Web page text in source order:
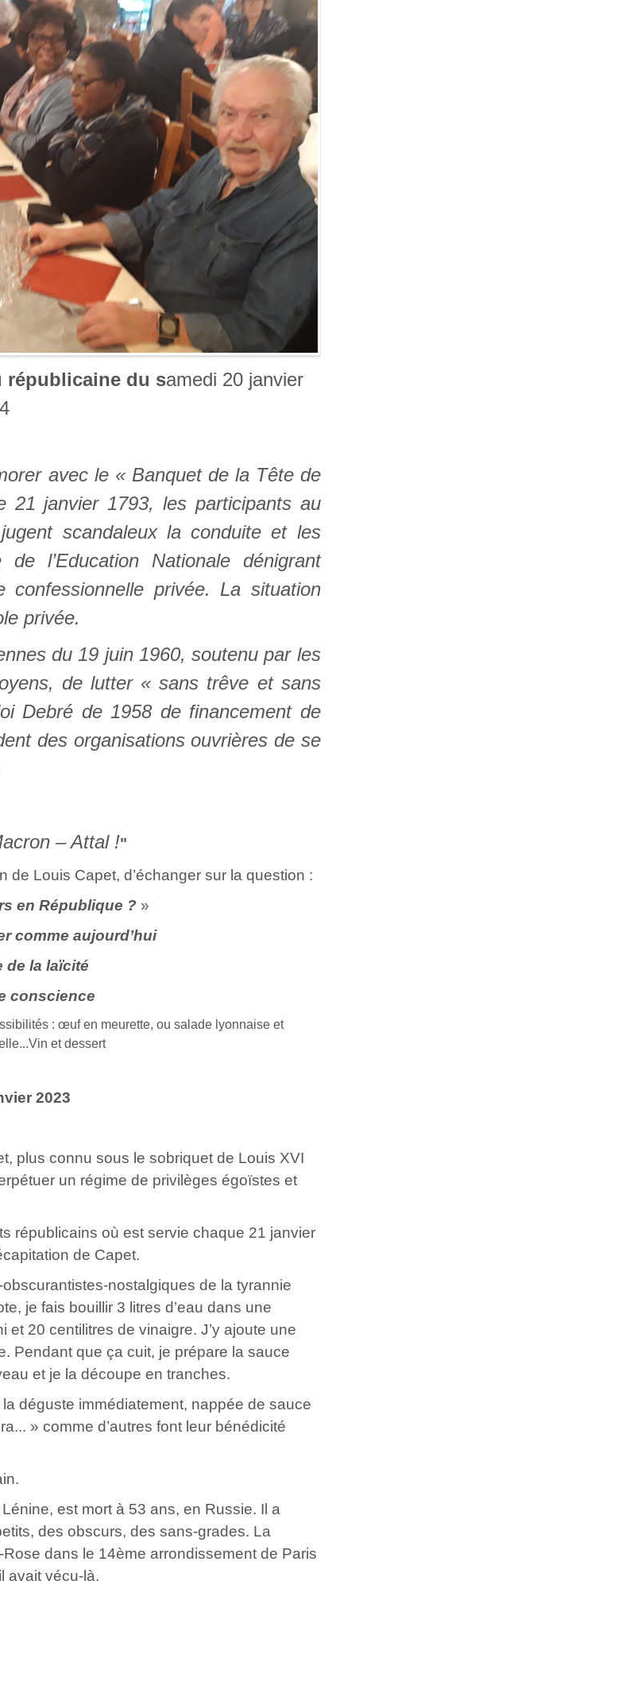
républicaine du samedi 20 janvier
avec le « Banquet de la Tête de
21 janvier 1793, les participants au
scandaleux la conduite et les
l’Education Nationale dénigrant
confessionnelle privée. La situation
privée.
du 19 juin 1960, soutenu par les
de lutter « sans trêve et sans
Debré de 1958 de financement de
des organisations ouvrières de se
– Attal !"
de Louis Capet, d’échanger sur la question :
en République ? »
comme aujourd’hui
de la laïcité
conscience
: œuf en meurette, ou salade lyonnaise et
Vin et dessert
2023
plus connu sous le sobriquet de Louis XVI
un régime de privilèges égoïstes et
républicains où est servie chaque 21 janvier
de Capet.
nostalgiques de la tyrannie
je fais bouillir 3 litres d’eau dans une
20 centilitres de vinaigre. J’y ajoute une
Pendant que ça cuit, je prépare la sauce
et je la découpe en tranches.
déguste immédiatement, nappée de sauce
» comme d’autres font leur bénédicité
est mort à 53 ans, en Russie. Il a
des obscurs, des sans-grades. La
dans le 14ème arrondissement de Paris
avait vécu-là.